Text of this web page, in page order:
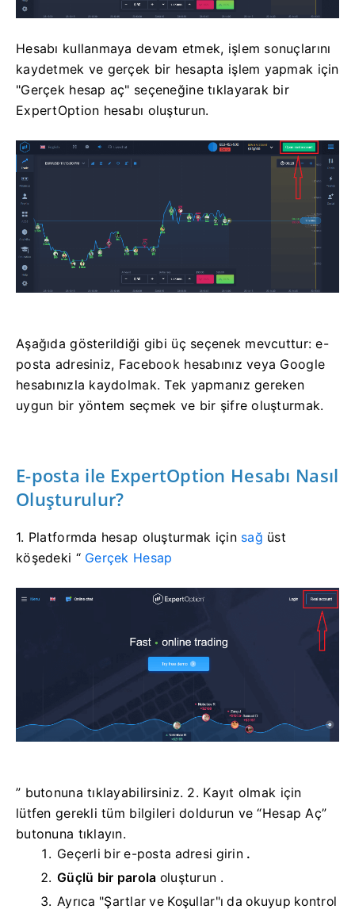
Hesabı kullanmaya devam etmek, işlem sonuçlarını
kaydetmek ve gerçek bir hesapta işlem yapmak için
"Gerçek hesap aç" seçeneğine tıklayarak bir
ExpertOption hesabı oluşturun.
Aşağıda gösterildiği gibi üç seçenek mevcuttur: e-
posta adresiniz, Facebook hesabınız veya Google
hesabınızla kaydolmak. Tek yapmanız gereken
uygun bir yöntem seçmek ve bir şifre oluşturmak.
E-posta ile ExpertOption Hesabı Nasıl
Oluşturulur?
1. Platformda hesap oluşturmak için sağ üst
köşedeki “ Gerçek Hesap
” butonuna tıklayabilirsiniz. 2. Kayıt olmak için
lütfen gerekli tüm bilgileri doldurun ve “Hesap Aç”
butonuna tıklayın.
Geçerli bir e-posta adresi girin .
Güçlü bir parola oluşturun .
Ayrıca "Şartlar ve Koşullar"ı da okuyup kontrol